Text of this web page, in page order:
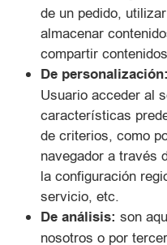
de un pedido,
almacenar
compartir
De personalización:
Usuario acceder al
características
de criterios, como
navegador a través
la configuración
servicio, etc.
De análisis: son
nosotros o por